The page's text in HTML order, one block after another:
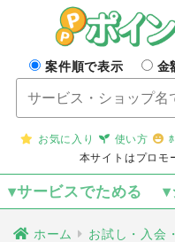
案件順で表示 金
お気に入り 使い方
本サイトはプロモ
▾サービスでためる ▾
ホーム お試し・入会